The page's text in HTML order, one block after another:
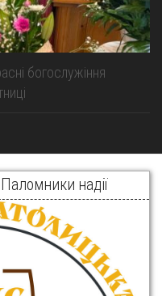
богослужіння
надії